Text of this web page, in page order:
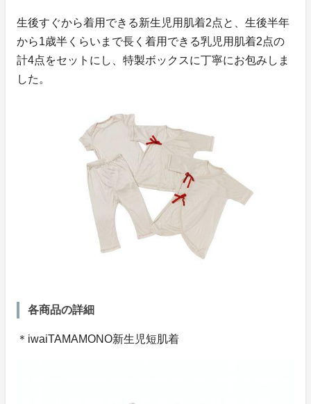
生後すぐから着用できる新生児用肌着2点と、生後半年
から1歳半くらいまで長く着用できる乳児用肌着2点の
計4点をセットにし、特製ボックスに丁寧にお包みしま
した。
各商品の詳細
＊iwaiTAMAMONO新生児短肌着